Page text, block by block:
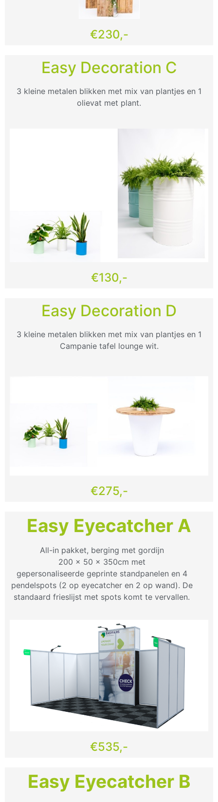
€230,-
Easy Decoration C
3 kleine metalen blikken met mix van plantjes en 1
olievat met plant.
€130,-
Easy Decoration D
3 kleine metalen blikken met mix van plantjes en 1
Campanie tafel lounge wit.
€275,-
Easy Eyecatcher A
All-in pakket, berging met gordijn
200 x 50 x 350cm met
gepersonaliseerde geprinte standpanelen en 4
pendelspots (2 op eyecatcher en 2 op wand). De
standaard frieslijst met spots komt te vervallen.
€535,-
Easy Eyecatcher B